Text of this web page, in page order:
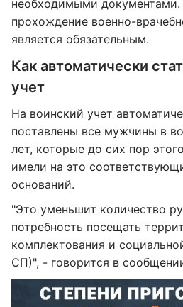
необходимыми
прохождение военно-
является обязательным.
Как автоматически
учет
На воинский учет
поставлены все мужчины в
лет, которые до сих пор
имели на это
оснований.
"Это уменьшит количество
потребность посещать
комплектования и
СП)", - говорится в